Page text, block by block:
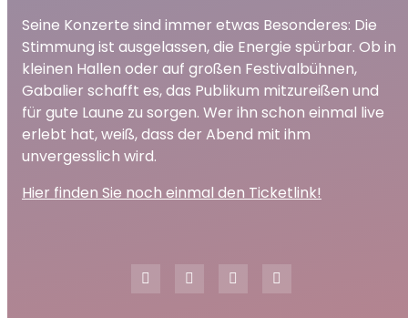
Seine Konzerte sind immer etwas Besonderes: Die
Stimmung ist ausgelassen, die Energie spürbar. Ob in
kleinen Hallen oder auf großen Festivalbühnen,
Gabalier schafft es, das Publikum mitzureißen und
für gute Laune zu sorgen. Wer ihn schon einmal live
erlebt hat, weiß, dass der Abend mit ihm
unvergesslich wird.
Hier finden Sie noch einmal den Ticketlink!